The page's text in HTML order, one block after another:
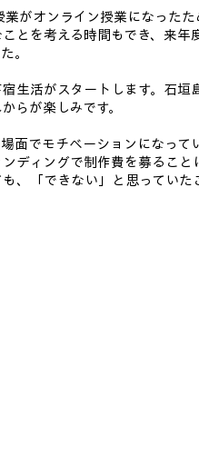
がオンライン授業になったた
とを考える時間もでき、来年
。
生活がスタートします。石垣
らが楽しみです。
面でモチベーションになって
ディングで制作費を募ること
、「できない」と思っていた